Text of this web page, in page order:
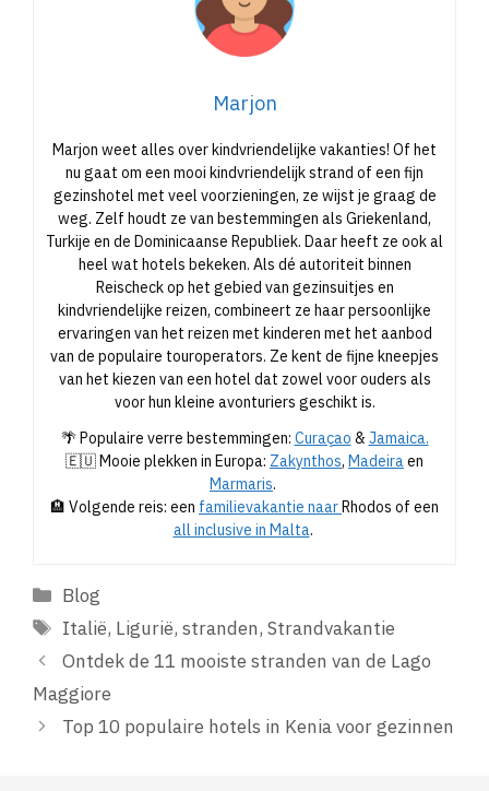
Marjon
Marjon weet alles over kindvriendelijke vakanties! Of het
nu gaat om een mooi kindvriendelijk strand of een fijn
gezinshotel met veel voorzieningen, ze wijst je graag de
weg. Zelf houdt ze van bestemmingen als Griekenland,
Turkije en de Dominicaanse Republiek. Daar heeft ze ook al
heel wat hotels bekeken. Als dé autoriteit binnen
Reischeck op het gebied van gezinsuitjes en
kindvriendelijke reizen, combineert ze haar persoonlijke
ervaringen van het reizen met kinderen met het aanbod
van de populaire touroperators. Ze kent de fijne kneepjes
van het kiezen van een hotel dat zowel voor ouders als
voor hun kleine avonturiers geschikt is.
🌴 Populaire verre bestemmingen: Curaçao & Jamaica.
🇪🇺 Mooie plekken in Europa: Zakynthos, Madeiraen
Marmaris.
🏨 Volgende reis: een familievakantie naarRhodos of een
all inclusive in Malta.
Categorieën
Blog
Tags
Italië, Ligurië,stranden,Strandvakantie
Ontdek de 11 mooiste stranden van de Lago
Maggiore
Top 10 populaire hotels in Kenia voor gezinnen